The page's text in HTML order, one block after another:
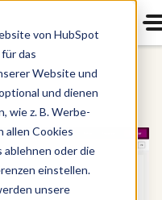
von HubSpot
das
Website und
und dienen
wie z. B. Werbe-
allen Cookies
ablehnen oder die
einstellen.
unsere